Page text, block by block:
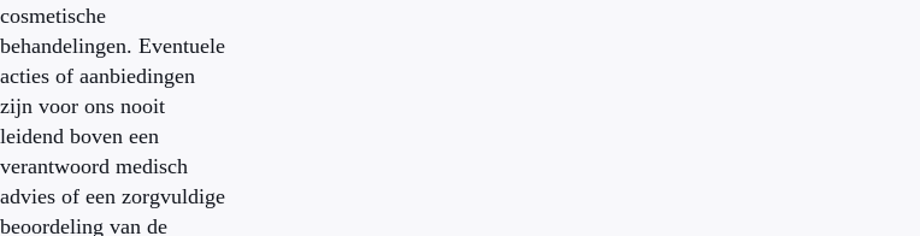
cosmetische
behandelingen. Eventuele
acties of aanbiedingen
zijn voor ons nooit
leidend boven een
verantwoord medisch
advies of een zorgvuldige
beoordeling van de